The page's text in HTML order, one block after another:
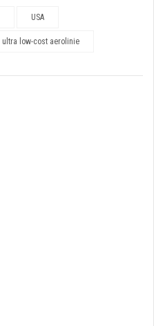
USA
ultra low-cost aerolinie